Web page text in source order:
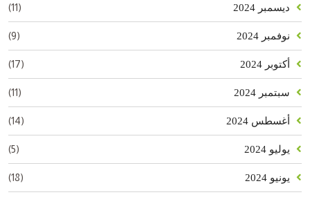
ديسمبر 2024 (11)
نوفمبر 2024 (9)
أكتوبر 2024 (17)
سبتمبر 2024 (11)
أغسطس 2024 (14)
يوليو 2024 (5)
يونيو 2024 (18)